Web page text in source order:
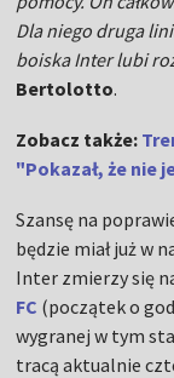
Dla niego druga
boiska Inter lubi
Bertolotto.
Zobacz także:
"Pokazał, że nie
Szansę na
będzie miał już w
Inter zmierzy się
FC (początek o
wygranej w tym
tracą aktualnie